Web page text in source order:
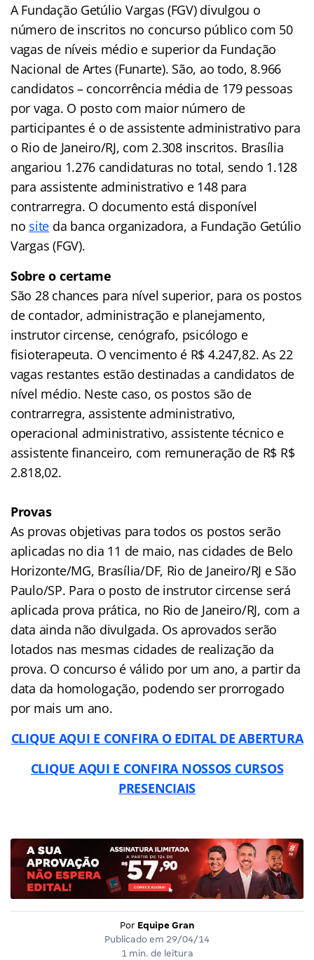
A Fundação Getúlio Vargas (FGV) divulgou o
número de inscritos no concurso público com 50
vagas de níveis médio e superior da Fundação
Nacional de Artes (Funarte). São, ao todo, 8.966
candidatos – concorrência média de 179 pessoas
por vaga. O posto com maior número de
participantes é o de assistente administrativo para
o Rio de Janeiro/RJ, com 2.308 inscritos. Brasília
angariou 1.276 candidaturas no total, sendo 1.128
para assistente administrativo e 148 para
contrarregra. O documento está disponível
no site da banca organizadora, a Fundação Getúlio
Vargas (FGV).
Sobre o certame
São 28 chances para nível superior, para os postos
de contador, administração e planejamento,
instrutor circense, cenógrafo, psicólogo e
fisioterapeuta. O vencimento é R$ 4.247,82. As 22
vagas restantes estão destinadas a candidatos de
nível médio. Neste caso, os postos são de
contrarregra, assistente administrativo,
operacional administrativo, assistente técnico e
assistente financeiro, com remuneração de R$ R$
2.818,02.
Provas
As provas objetivas para todos os postos serão
aplicadas no dia 11 de maio, nas cidades de Belo
Horizonte/MG, Brasília/DF, Rio de Janeiro/RJ e São
Paulo/SP. Para o posto de instrutor circense será
aplicada prova prática, no Rio de Janeiro/RJ, com a
data ainda não divulgada. Os aprovados serão
lotados nas mesmas cidades de realização da
prova. O concurso é válido por um ano, a partir da
data da homologação, podendo ser prorrogado
por mais um ano.
CLIQUE AQUI E CONFIRA O EDITAL DE ABERTURA
CLIQUE AQUI E CONFIRA NOSSOS CURSOS
PRESENCIAIS
Por Equipe Gran
Publicado em 29/04/14
1 min. de leitura